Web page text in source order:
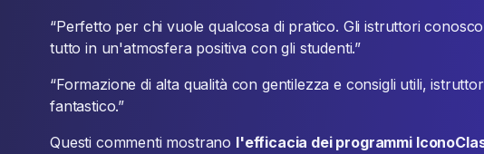
“Perfetto per chi vuole qualcosa di pratico. Gli istruttori
tutto in un'atmosfera positiva con gli studenti.”
“Formazione di alta qualità con gentilezza e consigli utili,
fantastico.”
Questi commenti mostrano l'efficacia dei programmi